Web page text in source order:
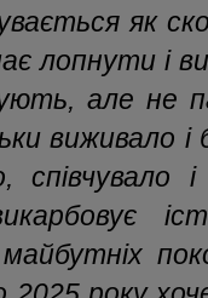
як
лопнути і
але
виживало